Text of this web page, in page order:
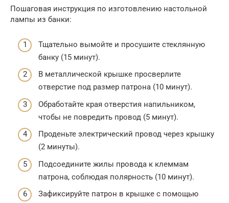
Пошаговая инструкция по изготовлению настольной
лампы из банки:
Тщательно вымойте и просушите стеклянную
банку (15 минут).
В металлической крышке просверлите
отверстие под размер патрона (10 минут).
Обработайте края отверстия напильником,
чтобы не повредить провод (5 минут).
Проденьте электрический провод через крышку
(2 минуты).
Подсоедините жилы провода к клеммам
патрона, соблюдая полярность (10 минут).
Зафиксируйте патрон в крышке с помощью